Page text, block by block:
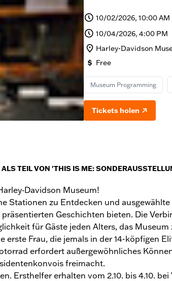
10/02/2026, 10:00 AM
10/04/2026, 4:00 PM
Harley-Davidson
Free
Museum Programming
Tickets holen
TEIL VON 'THIS IS ME:
Museum!
Stationen zu Entdecken und
Geschichten bieten. Die
für Gäste jeden Alters, das Museum
Frau, die jemals in der 14-köpfigen
erfordert außergewöhnliches
freimacht.
Ersthelfer erhalten vom 2.10. bis 4.10.